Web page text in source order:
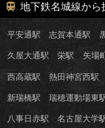
地下鉄名城線から
平安通駅 志賀本通駅
久屋大通駅 栄駅 矢場
西高蔵駅 熱田神宮西駅
新瑞橋駅 瑞穂運動場東
八事日赤駅 名古屋大学